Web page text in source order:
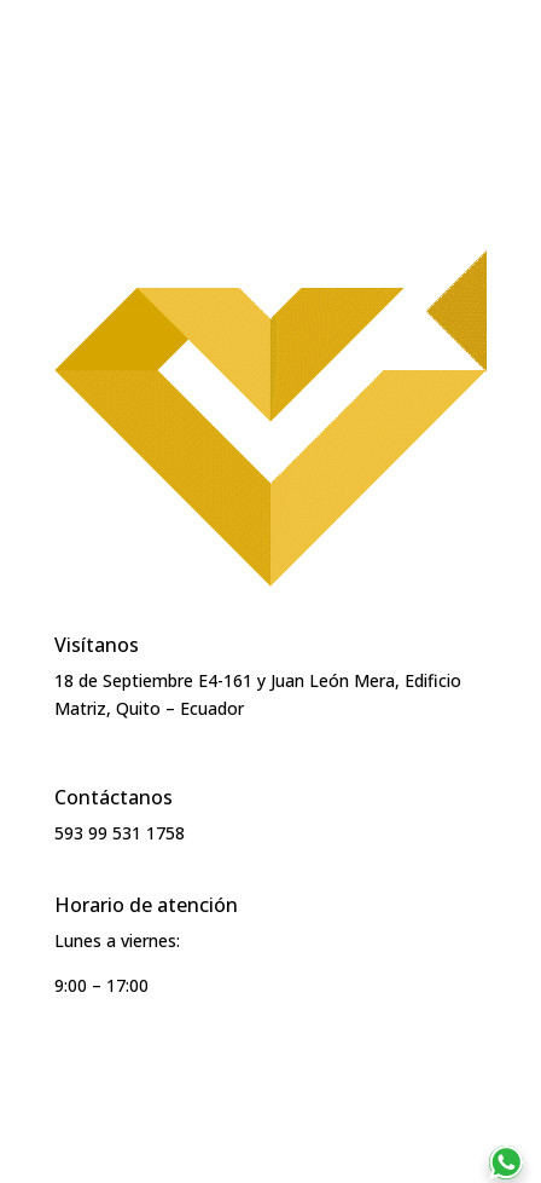
Visítanos
18 de Septiembre E4-161 y Juan León Mera, Edificio
Matriz, Quito – Ecuador
Contáctanos
593 99 531 1758
Horario de atención
Lunes a viernes:
9:00 – 17:00